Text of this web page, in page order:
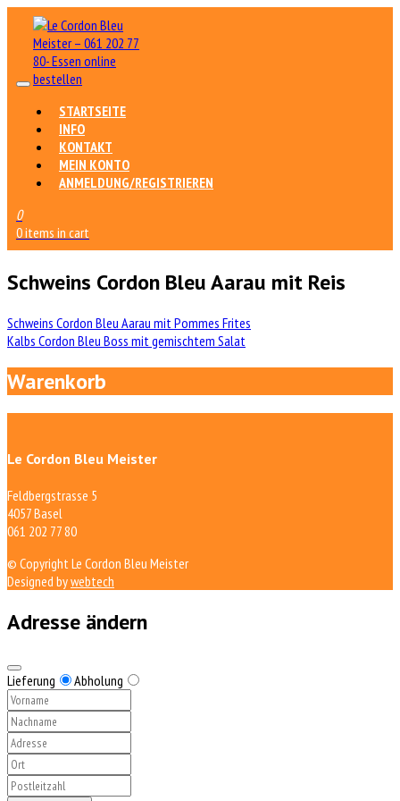
STARTSEITE
INFO
KONTAKT
MEIN KONTO
ANMELDUNG/REGISTRIEREN
0
0 items in cart
Schweins Cordon Bleu Aarau mit Reis
Beitrags-
Navigation
Schweins Cordon Bleu Aarau mit Pommes Frites
Kalbs Cordon Bleu Boss mit gemischtem Salat
Warenkorb
Le Cordon Bleu Meister
Feldbergstrasse 5
4057 Basel
061 202 77 80
© Copyright Le Cordon Bleu Meister
Designed bywebtech
Adresse ändern
Lieferung Abholung